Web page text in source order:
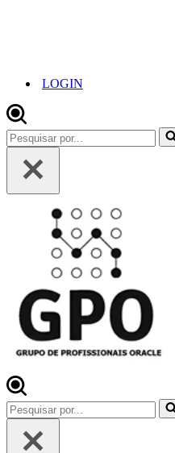
LOGIN
Pesquisar
por...
Pesquisar
por...